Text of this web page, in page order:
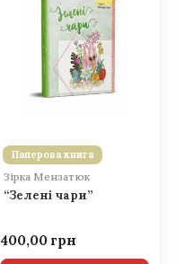
Паперова книга
Зірка Мензатюк
“Зелені чари”
400,00